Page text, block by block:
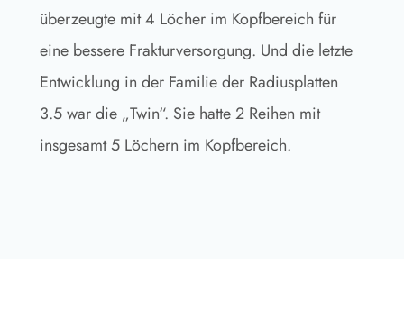
überzeugte mit 4 Löcher im Kopfbereich für
eine bessere Frakturversorgung. Und die letzte
Entwicklung in der Familie der Radiusplatten
3.5 war die „Twin“. Sie hatte 2 Reihen mit
insgesamt 5 Löchern im Kopfbereich.